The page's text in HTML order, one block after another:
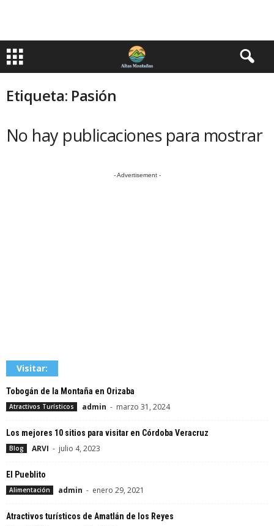
Etiqueta: Pasión
No hay publicaciones para mostrar
- Advertisement -
Visitar:
Tobogán de la Montaña en Orizaba
Atractivos Turísticos admin - marzo 31, 2024
Los mejores 10 sitios para visitar en Córdoba Veracruz
Blog ARVI - julio 4, 2023
El Pueblito
Alimentación admin - enero 29, 2021
Atractivos turísticos de Amatlán de los Reyes